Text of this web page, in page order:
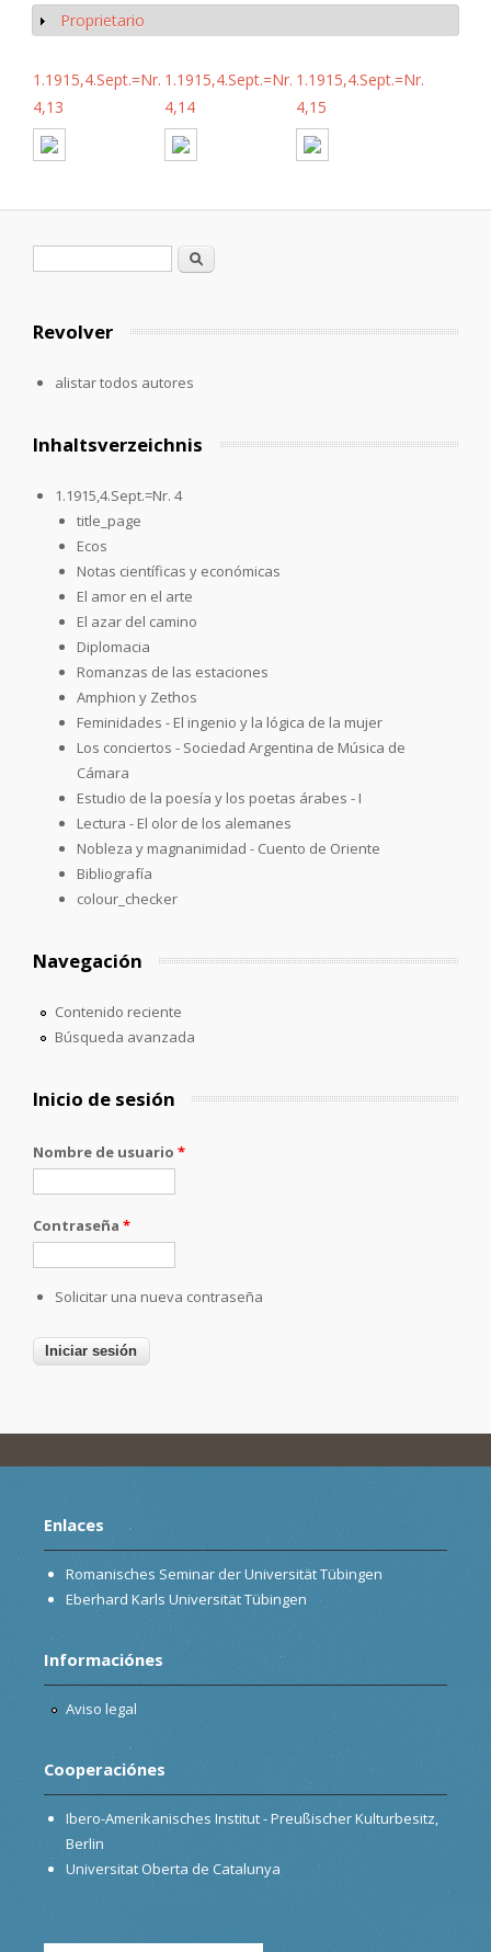
Mostrar
Proprietario
1.1915,4.Sept.=Nr.
4,13
1.1915,4.Sept.=Nr.
4,14
1.1915,4.Sept.=Nr.
4,15
Formulario de búsqueda
Buscar
Revolver
alistar todos autores
Inhaltsverzeichnis
1.1915,4.Sept.=Nr. 4
title_page
Ecos
Notas científicas y económicas
El amor en el arte
El azar del camino
Diplomacia
Romanzas de las estaciones
Amphion y Zethos
Feminidades - El ingenio y la lógica de la mujer
Los conciertos - Sociedad Argentina de Música de
Cámara
Estudio de la poesía y los poetas árabes - I
Lectura - El olor de los alemanes
Nobleza y magnanimidad - Cuento de Oriente
Bibliografía
colour_checker
Navegación
Contenido reciente
Búsqueda avanzada
Inicio de sesión
Nombre de usuario *
Contraseña *
Solicitar una nueva contraseña
Enlaces
Romanisches Seminar der Universität Tübingen
Eberhard Karls Universität Tübingen
Informaciónes
Aviso legal
Cooperaciónes
Ibero-Amerikanisches Institut - Preußischer Kulturbesitz,
Berlin
Universitat Oberta de Catalunya